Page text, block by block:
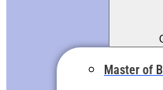
Master of